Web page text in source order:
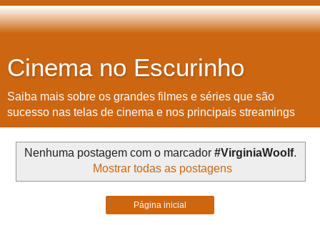
Cinema no Escurinho
Saiba mais sobre os grandes filmes e séries que são
sucesso nas telas de cinema e nos principais streamings
Nenhuma postagem com o marcador #VirginiaWoolf.
Mostrar todas as postagens
Página inicial